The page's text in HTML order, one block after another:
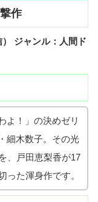
作
ジャンル：人間ド
よ！」の決めゼリ
細木数子。その光
、戸田恵梨香が17
った渾身作です。